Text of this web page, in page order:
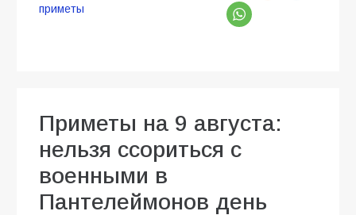
приметы
Приметы на 9 августа:
нельзя ссориться с
военными в
Пантелеймонов день